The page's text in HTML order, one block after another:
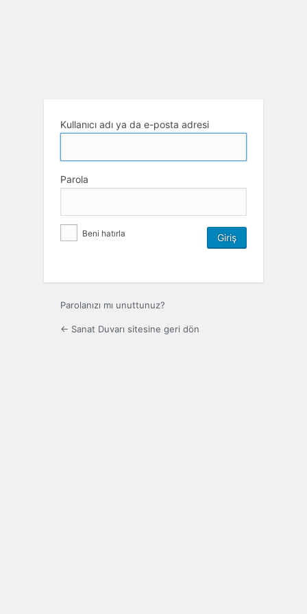
Kullanıcı adı ya da e-posta adresi
Parola
Beni hatırla
Parolanızı mı unuttunuz?
← Sanat Duvarı sitesine geri dön